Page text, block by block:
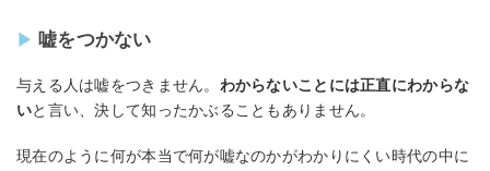
嘘をつかない
与える人は嘘をつきません。 わからないことには正直にわからな
いと言い、決して知ったかぶることもありません。
現在のように何が本当で何が嘘なのかがわかりにくい時代の中に